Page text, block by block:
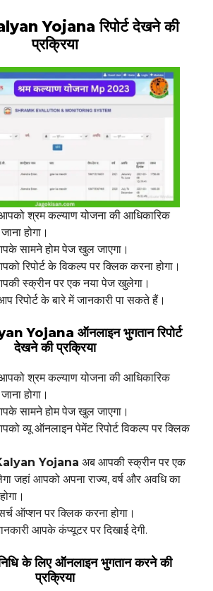
Yojanaरिपोर्ट देखने की
प्रक्रिया
श्रम कल्याण योजना की आधिकारिक
होगा।
सामने होम पेज खुल जाएगा।
रिपोर्ट के विकल्प पर क्लिक करना होगा।
स्क्रीन पर एक नया पेज खुलेगा।
रिपोर्ट के बारे में जानकारी पा सकते हैं।
Yojana ऑनलाइन भुगतान रिपोर्ट
देखने की प्रक्रिया
श्रम कल्याण योजना की आधिकारिक
होगा।
सामने होम पेज खुल जाएगा।
व्यू ऑनलाइन पेमेंट रिपोर्ट विकल्प पर क्लिक
Yojana अब आपकी स्क्रीन पर एक
जहां आपको अपना राज्य, वर्ष और अवधि का
ऑप्शन पर क्लिक करना होगा।
आपके कंप्यूटर पर दिखाई देगी.
के लिए ऑनलाइन भुगतान करने की
प्रक्रिया